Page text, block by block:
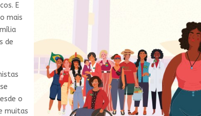
E
mais
de
o
muitas